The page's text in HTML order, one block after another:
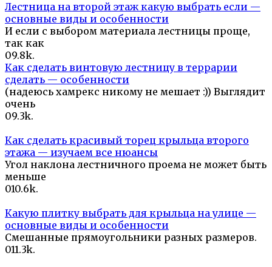
Лестница на второй этаж какую выбрать если —
основные виды и особенности
И если с выбором материала лестницы проще,
так как
09.8k.
Как сделать винтовую лестницу в террарии
сделать — особенности
(надеюсь хамрекс никому не мешает :)) Выглядит
очень
09.3k.
Как сделать красивый торец крыльца второго
этажа — изучаем все нюансы
Угол наклона лестничного проема не может быть
меньше
010.6k.
Какую плитку выбрать для крыльца на улице —
основные виды и особенности
Смешанные прямоугольники разных размеров.
011.3k.